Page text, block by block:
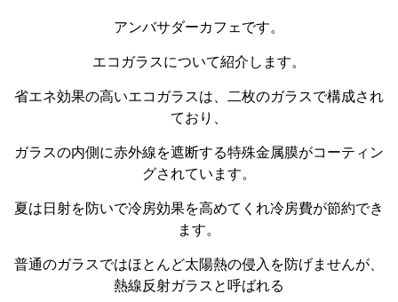
アンバサダーカフェです。
エコガラスについて紹介します。
省エネ効果の高いエコガラスは、二枚のガラスで構成され
ており、
ガラスの内側に赤外線を遮断する特殊金属膜がコーティン
グされています。
夏は日射を防いで冷房効果を高めてくれ冷房費が節約でき
ます。
普通のガラスではほとんど太陽熱の侵入を防げませんが、
熱線反射ガラスと呼ばれる